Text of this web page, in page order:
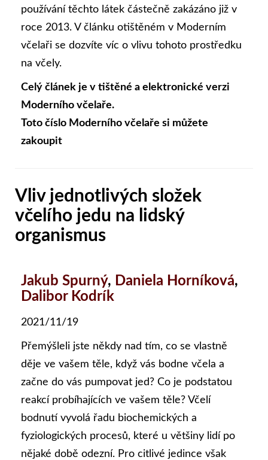
používání těchto látek částečně zakázáno již v
roce 2013. V článku otištěném v Moderním
včelaři se dozvíte víc o vlivu tohoto prostředku
na včely.
Celý článek je v tištěné a elektronické verzi
Moderního včelaře.
Toto číslo Moderního včelaře si můžete
zakoupit
Vliv jednotlivých složek
včelího jedu na lidský
organismus
Jakub Spurný, Daniela Horníková,
Dalibor Kodrík
2021/11/19
Přemýšleli jste někdy nad tím, co se vlastně
děje ve vašem těle, když vás bodne včela a
začne do vás pumpovat jed? Co je podstatou
reakcí probíhajících ve vašem těle? Včelí
bodnutí vyvolá řadu biochemických a
fyziologických procesů, které u většiny lidí po
nějaké době odezní. Pro citlivé jedince však